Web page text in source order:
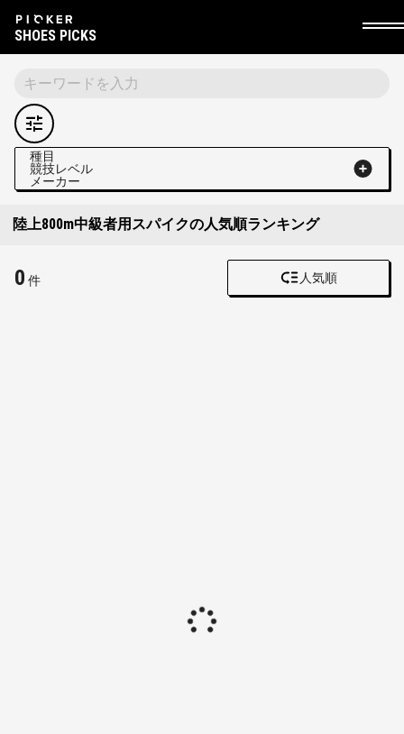
SHOES PICKS
種目
競技レベル
メーカー
陸上800m中級者用スパイクの人気順ランキング
0 件 人気順